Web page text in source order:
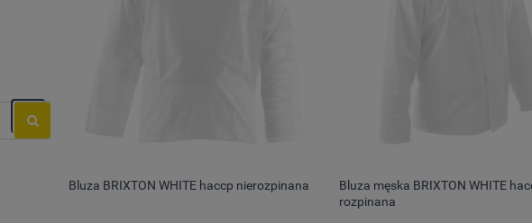
Bluza BRIXTON WHITE haccp nierozpinana
Bluza męska BRIXTON WHITE
rozpinana